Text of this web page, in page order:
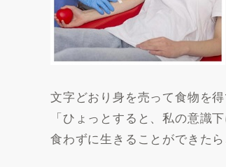
文字どおり身を売って食物を得
「ひょっとすると、私の意識
食わずに生きることができた